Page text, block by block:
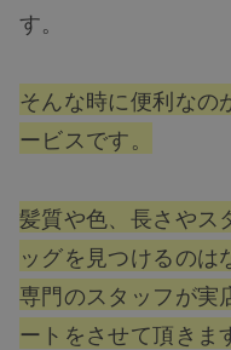
す。
そんな時に便利なの
ービスです。
髪質や色、長さやス
ッグを見つけるのは
専門のスタッフが実
ートをさせて頂きま